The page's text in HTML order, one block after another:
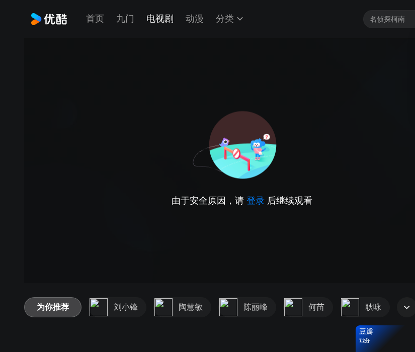
首页 九门 电视剧 动漫 分类
由于安全原因，请 登录 后继续观看
为你推荐 刘小锋 陶慧敏 陈丽峰 何苗 耿咏
豆瓣
7.2分